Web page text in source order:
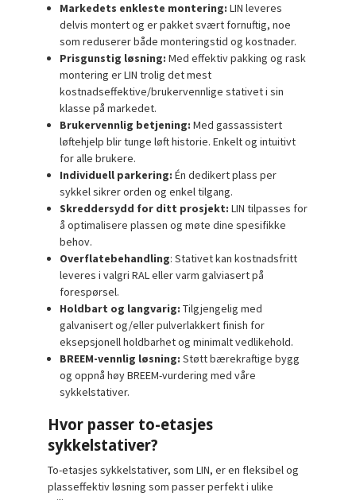
Markedets enkleste montering: LIN leveres
delvis montert og er pakket svært fornuftig, noe
som reduserer både monteringstid og kostnader.
Prisgunstig løsning: Med effektiv pakking og rask
montering er LIN trolig det mest
kostnadseffektive/brukervennlige stativet i sin
klasse på markedet.
Brukervennlig betjening: Med gassassistert
løftehjelp blir tunge løft historie. Enkelt og intuitivt
for alle brukere.
Individuell parkering: Én dedikert plass per
sykkel sikrer orden og enkel tilgang.
Skreddersydd for ditt prosjekt: LIN tilpasses for
å optimalisere plassen og møte dine spesifikke
behov.
Overflatebehandling: Stativet kan kostnadsfritt
leveres i valgri RAL eller varm galviasert på
forespørsel.
Holdbart og langvarig: Tilgjengelig med
galvanisert og/eller pulverlakkert finish for
eksepsjonell holdbarhet og minimalt vedlikehold.
BREEM-vennlig løsning: Støtt bærekraftige bygg
og oppnå høy BREEM-vurdering med våre
sykkelstativer.
Hvor passer to-etasjes
sykkelstativer?
To-etasjes sykkelstativer, som LIN, er en fleksibel og
plasseffektiv løsning som passer perfekt i ulike